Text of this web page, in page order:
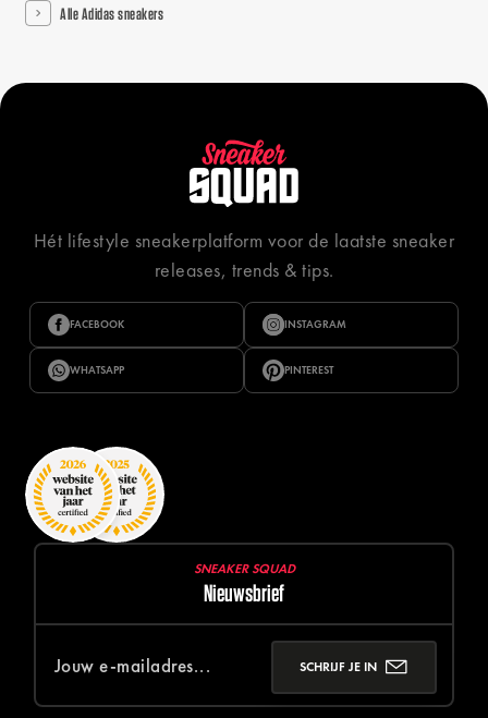
Alle Adidas sneakers
Hét lifestyle sneakerplatform voor de laatste sneaker
releases, trends & tips.
FACEBOOK INSTAGRAM
WHATSAPP PINTEREST
SNEAKER SQUAD
Nieuwsbrief
SCHRIJF JE IN